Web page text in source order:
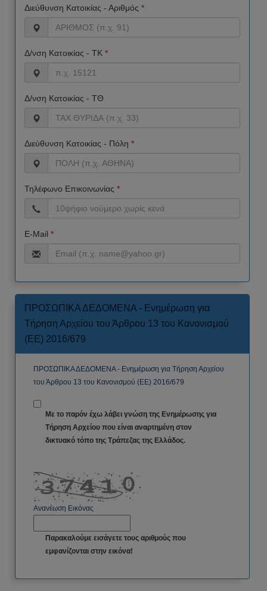
Διεύθυνση Κατοικίας - Αριθμός *
Δ/νση Κατοικίας - ΤΚ *
Δ/νση Κατοικίας - ΤΘ
Διεύθυνση Κατοικίας - Πόλη *
Τηλέφωνο Επικοινωνίας *
E-Mail *
ΠΡΟΣΩΠΙΚΑ ΔΕΔΟΜΕΝΑ - Ενημέρωση για
Τήρηση Αρχείου του Άρθρου 13 του Κανονισμού
(ΕΕ) 2016/679
ΠΡΟΣΩΠΙΚΑ ΔΕΔΟΜΕΝΑ - Ενημέρωση για Τήρηση Αρχείου
του Άρθρου 13 του Κανονισμού (ΕΕ) 2016/679
Με το παρόν έχω λάβει γνώση της Ενημέρωσης για
Τήρηση Αρχείου που είναι αναρτημένη στον
δικτυακό τόπο της Τράπεζας της Ελλάδος.
Ανανέωση Εικόνας
Παρακαλούμε εισάγετε τους αριθμούς που
εμφανίζονται στην εικόνα!